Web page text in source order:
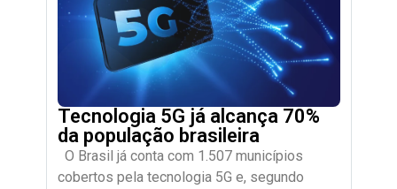
Tecnologia 5G já alcança 70%
da população brasileira
O Brasil já conta com 1.507 municípios
cobertos pela tecnologia 5G e, segundo